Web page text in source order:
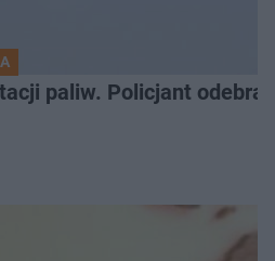
paliw. Policjant